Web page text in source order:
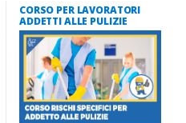
CORSO PER LAVORATORI
ADDETTI ALLE PULIZIE